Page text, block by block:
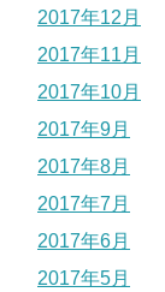
2017年12月
2017年11月
2017年10月
2017年9月
2017年8月
2017年7月
2017年6月
2017年5月